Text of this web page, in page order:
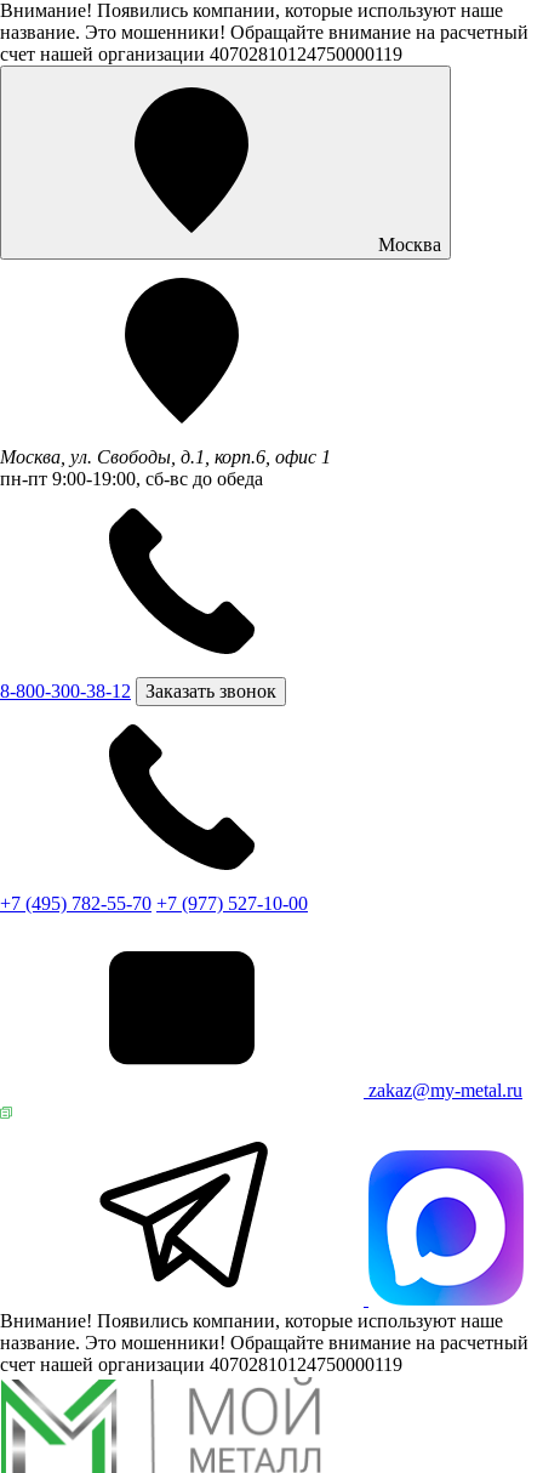
Внимание! Появились компании, которые используют наше
название. Это мошенники! Обращайте внимание на расчетный
счет нашей организации 40702810124750000119
Москва
Москва, ул. Свободы, д.1, корп.6, офис 1
пн-пт 9:00-19:00, сб-вс до обеда
8-800-300-38-12 Заказать звонок
+7 (495) 782-55-70 +7 (977) 527-10-00
zakaz@my-metal.ru
Внимание! Появились компании, которые используют наше
название. Это мошенники! Обращайте внимание на расчетный
счет нашей организации 40702810124750000119